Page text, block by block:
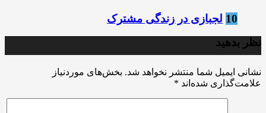
10 لجبازی در زندگی مشترک
نظر بدهید
نشانی ایمیل شما منتشر نخواهد شد. بخش‌های موردنیاز
علامت‌گذاری شده‌اند *